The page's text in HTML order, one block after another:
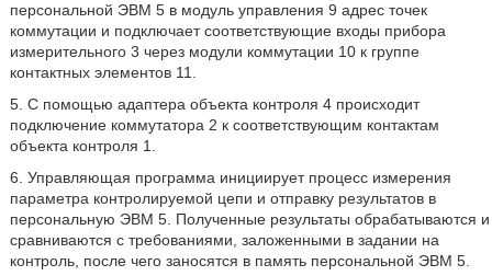
персональной ЭВМ 5 в модуль управления 9 адрес точек
коммутации и подключает соответствующие входы прибора
измерительного 3 через модули коммутации 10 к группе
контактных элементов 11.
5. С помощью адаптера объекта контроля 4 происходит
подключение коммутатора 2 к соответствующим контактам
объекта контроля 1.
6. Управляющая программа инициирует процесс измерения
параметра контролируемой цепи и отправку результатов в
персональную ЭВМ 5. Полученные результаты обрабатываются и
сравниваются с требованиями, заложенными в задании на
контроль, после чего заносятся в память персональной ЭВМ 5.